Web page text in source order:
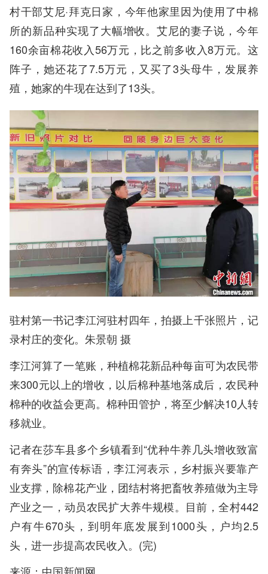
村干部艾尼·拜克日家，今年他家里因为使用了中棉
所的新品种实现了大幅增收。艾尼的妻子说，今年
160余亩棉花收入56万元，比之前多收入8万元。这
阵子，她还花了7.5万元，又买了3头母牛，发展养
殖，她家的牛现在达到了13头。
驻村第一书记李江河驻村四年，拍摄上千张照片，记
录村庄的变化。朱景朝 摄
李江河算了一笔账，种植棉花新品种每亩可为农民带
来300元以上的增收，以后棉种基地落成后，农民种
棉种的收益会更高。棉种田管护，将至少解决10人转
移就业。
记者在莎车县多个乡镇看到“优种牛养几头增收致富
有奔头”的宣传标语，李江河表示，乡村振兴要靠产
业支撑，除棉花产业，团结村将把畜牧养殖做为主导
产业之一，动员农民扩大养牛规模。目前，全村442
户有牛670头，到明年底发展到1000头，户均2.5
头，进一步提高农民收入。(完)